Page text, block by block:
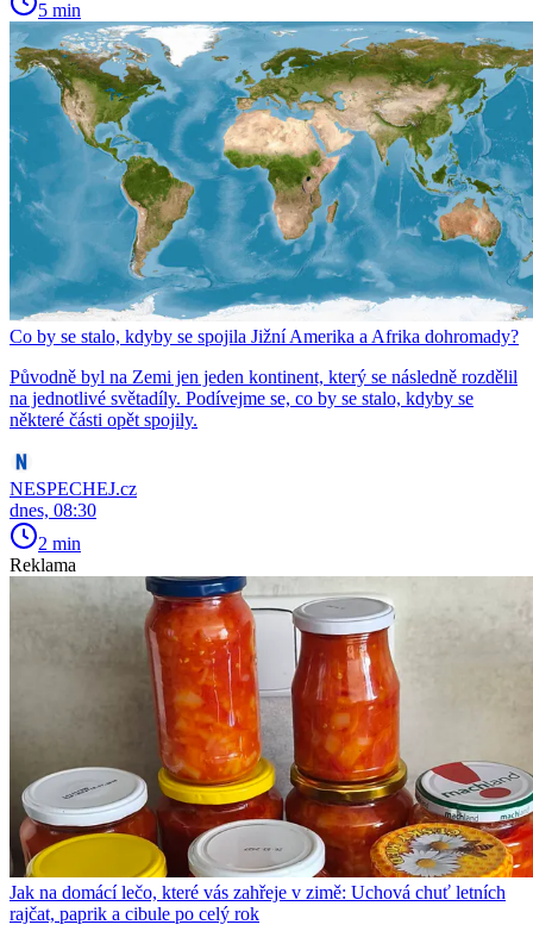
5 min
Co by se stalo, kdyby se spojila Jižní Amerika a Afrika dohromady?
Původně byl na Zemi jen jeden kontinent, který se následně rozdělil
na jednotlivé světadíly. Podívejme se, co by se stalo, kdyby se
některé části opět spojily.
NESPECHEJ.cz
dnes, 08:30
2 min
Reklama
Jak na domácí lečo, které vás zahřeje v zimě: Uchová chuť letních
rajčat, paprik a cibule po celý rok